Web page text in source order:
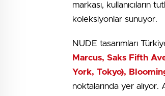
markası, kullanıcıların
koleksiyonlar sunuyor.
NUDE tasarımları
Marcus, Saks Fifth
York, Tokyo),
noktalarında yer alıyor.